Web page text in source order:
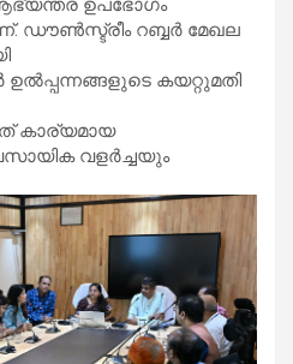
ഉപഭോഗം
ഡൗൺസ്ട്രീം റബ്ബർ മേഖല
ഉൽപ്പന്നങ്ങളുടെ കയറ്റുമതി
കാര്യമായ
വളർച്ചയും